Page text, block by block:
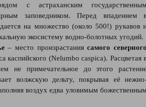
с астраханским
заповедником. Перед впадением
на множество (около 500!) рукавов
экосистему водно-болотных угодий.
– место произрастаниясамого
каспийского (Nelumbo caspica). Расцветая
не примечательное до этого
волжскую дельту, покрывая её
воздух едва уловимым